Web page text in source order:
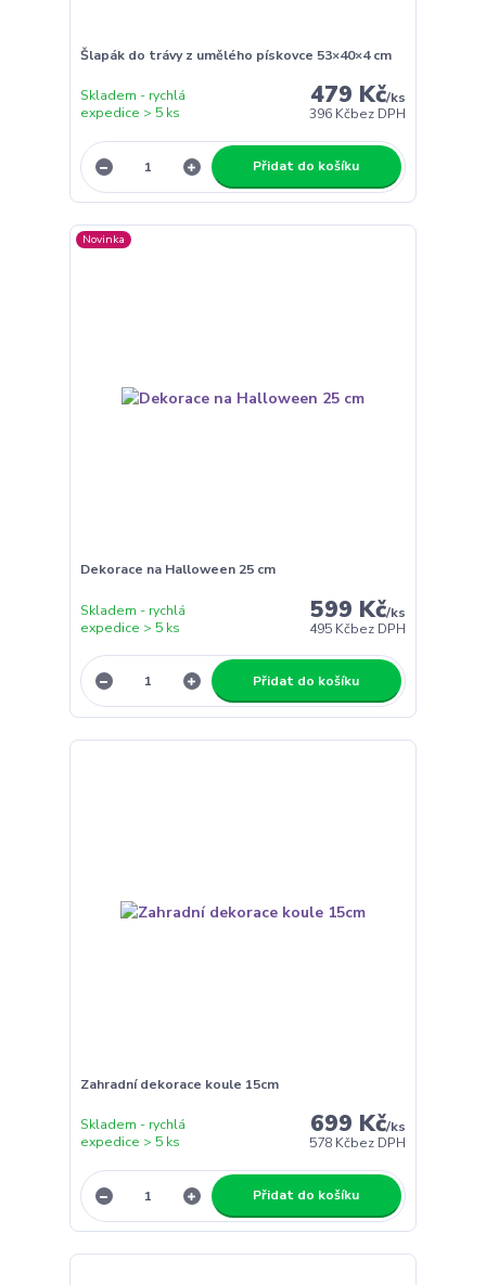
Šlapák do trávy z umělého pískovce 53×40×4 cm
479 Kč/ks
396 Kčbez DPH
Skladem - rychlá
expedice > 5 ks
Přidat do košíku
Novinka
Dekorace na Halloween 25 cm
599 Kč/ks
495 Kčbez DPH
Skladem - rychlá
expedice > 5 ks
Přidat do košíku
Zahradní dekorace koule 15cm
699 Kč/ks
578 Kčbez DPH
Skladem - rychlá
expedice > 5 ks
Přidat do košíku